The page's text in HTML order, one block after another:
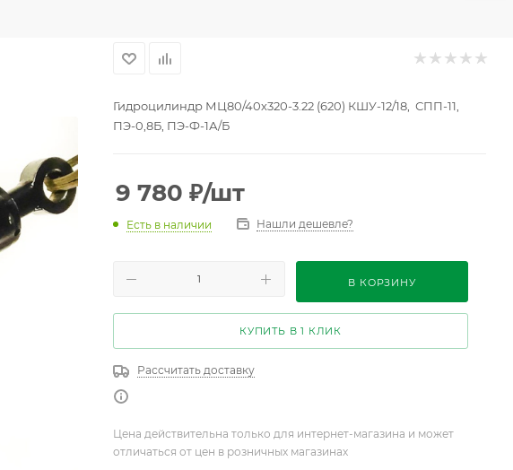
Гидроцилиндр МЦ80/40х320-3.22 (620) КШУ-12/18, СПП-11,
ПЭ-0,8Б, ПЭ-Ф-1А/Б
9 780 ₽/шт
Есть в наличии Нашли дешевле?
В КОРЗИНУ
КУПИТЬ В 1 КЛИК
Рассчитать доставку
Цена действительна только для интернет-магазина и может
отличаться от цен в розничных магазинах